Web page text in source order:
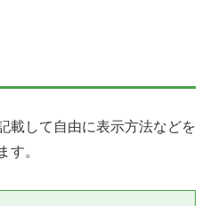
載して自由に表示方法などを
す。